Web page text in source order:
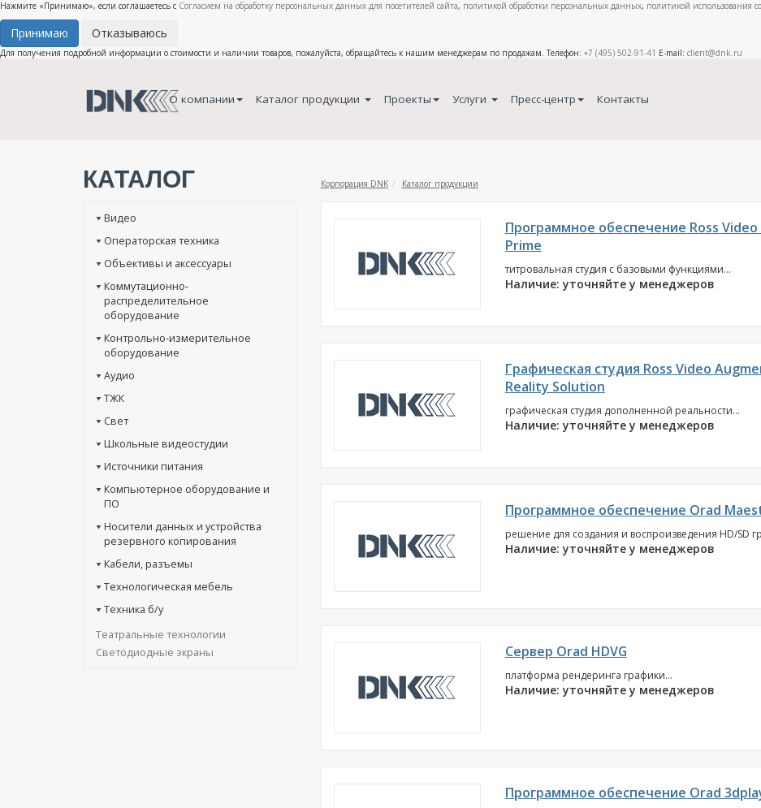
Нажмите «Принимаю», если соглашаетесь с Согласием на обработку персональных данных для посетителей сайта, политикой обработки персональных данных, политикой использования
Принимаю Отказываюсь
Для получения подробной информации о стоимости и наличии товаров, пожалуйста, обращайтесь к нашим менеджерам по продажам. Телефон: +7 (495) 502-91-41 E-mail: client@dnk.ru
О компании Каталог продукции Проекты Услуги Пресс-центр Контакты
КАТАЛОГ Корпорация DNK Каталог продукции
Видео
Операторская техника
Объективы и аксессуары
Коммутационно-
распределительное
оборудование
Контрольно-измерительное
оборудование
Аудио
ТЖК
Свет
Школьные видеостудии
Источники питания
Компьютерное оборудование и
ПО
Носители данных и устройства
резервного копирования
Кабели, разъемы
Технологическая мебель
Техника б/у
Театральные технологии
Светодиодные экраны
Программное обеспечение Ross Video
Prime
титровальная студия с базовыми функциями...
Наличие: уточняйте у менеджеров
Графическая студия Ross Video
Reality Solution
графическая студия дополненной реальности...
Наличие: уточняйте у менеджеров
Программное обеспечение Orad
решение для создания и воспроизведения HD/SD
Наличие: уточняйте у менеджеров
Сервер Orad HDVG
платформа рендеринга графики...
Наличие: уточняйте у менеджеров
Программное обеспечение Orad